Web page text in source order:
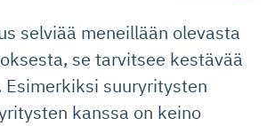
selviää meneillään olevasta
se tarvitsee kestävää
Esimerkiksi suuryritysten
kanssa on keino